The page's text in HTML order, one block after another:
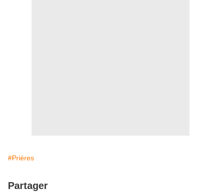
#Prières
Partager